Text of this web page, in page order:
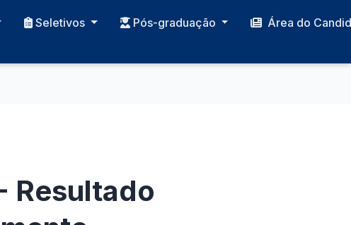
Seletivos Pós-graduação Área do
Resultado